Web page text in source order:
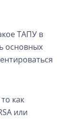
ТАПУ в
основных
как
или